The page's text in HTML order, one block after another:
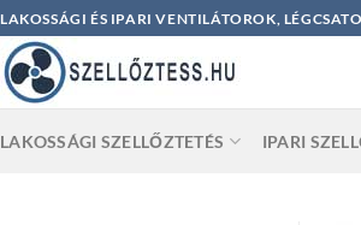
LAKOSSÁGI ÉS IPARI VENTILÁTOROK,
LAKOSSÁGI SZELLŐZTETÉS IPARI